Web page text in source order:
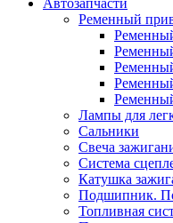
Автозапчасти
Ременный
Лампы для
Сальники
Свеча
Система
Катушка
Подшипник.
Топливная